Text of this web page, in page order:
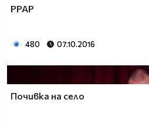
PPAP
480 07.10.2016
Почивка на село